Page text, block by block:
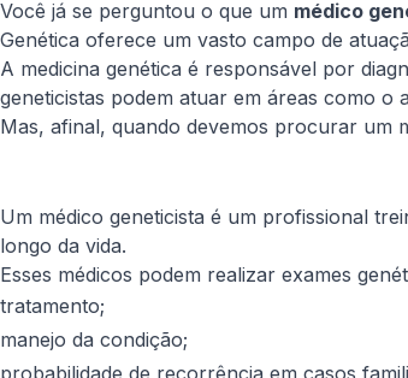
Você já se perguntou o que um médico
Genética oferece um vasto campo de
A medicina genética é responsável por
geneticistas podem atuar em áreas como o
Mas, afinal, quando devemos procurar um
Um médico geneticista é um profissional
longo da vida.
Esses médicos podem realizar exames
tratamento;
manejo da condição;
probabilidade de recorrência em casos